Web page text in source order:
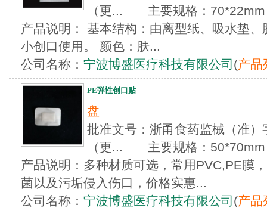
（更... 主要规格：70*22mm
产品说明： 基本结构：由离型纸、吸水垫
小创口使用。 颜色：肤...
公司名称： 宁波博盛医疗科技有限公司 (产品
PE弹性创口贴
盘
批准文号：浙甬食药监械（准
（更... 主要规格：50*70mm
产品说明：多种材质可选，常用PVC,PE膜
菌以及污垢侵入伤口，价格实惠...
公司名称： 宁波博盛医疗科技有限公司 (产品